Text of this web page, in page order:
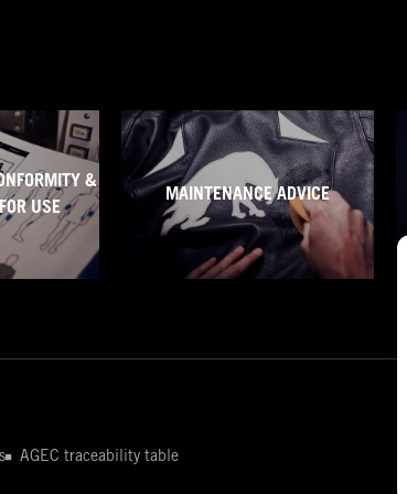
&
USE
MAINTENANCE ADVICE
AGEC traceability table